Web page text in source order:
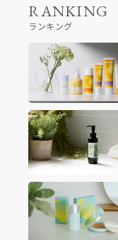
RANKING
ランキング